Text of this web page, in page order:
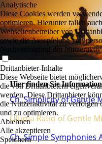
Hier finden Sie
Ch. Simplicity of Gentle
Ultima Ratio of Gentle
Ch. Simple Symphonies
Analytische
Diese Cookies werden
optimieren. Hierunter fallen
Webseitenbetreiber von
sowie die Ausspielung von
Nachverfolgung der
Drittanbieter-Inhalte
Diese Webseite bietet
die von Drittanbietern
werden. Diese Drittanbieter
die Nutzeraktivität zu verfolgen
und zu optimieren.
Ablehnen
Alle akzeptieren
Speichern